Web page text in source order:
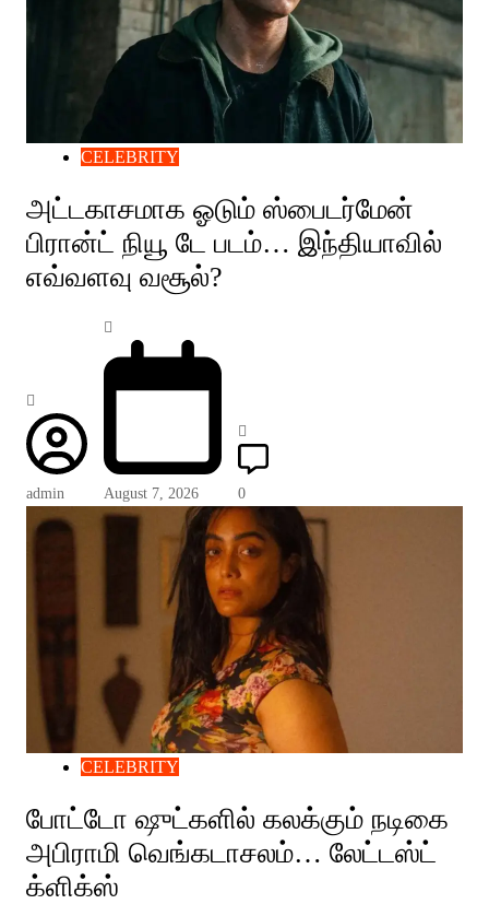
CELEBRITY
அட்டகாசமாக ஓடும் ஸ்பைடர்மேன்
பிரான்ட் நியூ டே படம்… இந்தியாவில்
எவ்வளவு வசூல்?
admin August 7, 2026 0
CELEBRITY
போட்டோ ஷுட்களில் கலக்கும் நடிகை
அபிராமி வெங்கடாசலம்… லேட்டஸ்ட்
க்ளிக்ஸ்